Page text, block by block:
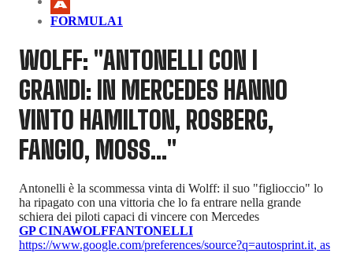
FORMULA1
WOLFF: "ANTONELLI CON I
GRANDI: IN MERCEDES HANNO
VINTO HAMILTON, ROSBERG,
FANGIO, MOSS..."
Antonelli è la scommessa vinta di Wolff: il suo "figlioccio" lo
ha ripagato con una vittoria che lo fa entrare nella grande
schiera dei piloti capaci di vincere con Mercedes
GP CINAWOLFFANTONELLI
https://www.google.com/preferences/source?q=autosprint.it, as